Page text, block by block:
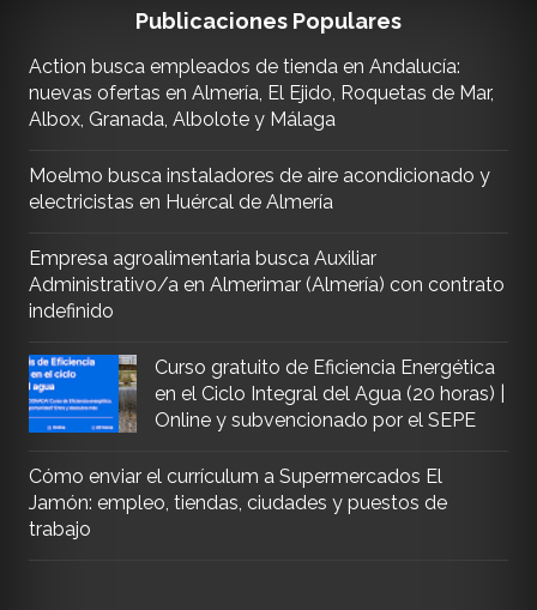
Publicaciones Populares
Action busca empleados de tienda en Andalucía:
nuevas ofertas en Almería, El Ejido, Roquetas de Mar,
Albox, Granada, Albolote y Málaga
Moelmo busca instaladores de aire acondicionado y
electricistas en Huércal de Almería
Empresa agroalimentaria busca Auxiliar
Administrativo/a en Almerimar (Almería) con contrato
indefinido
Curso gratuito de Eficiencia Energética
en el Ciclo Integral del Agua (20 horas) |
Online y subvencionado por el SEPE
Cómo enviar el currículum a Supermercados El
Jamón: empleo, tiendas, ciudades y puestos de
trabajo